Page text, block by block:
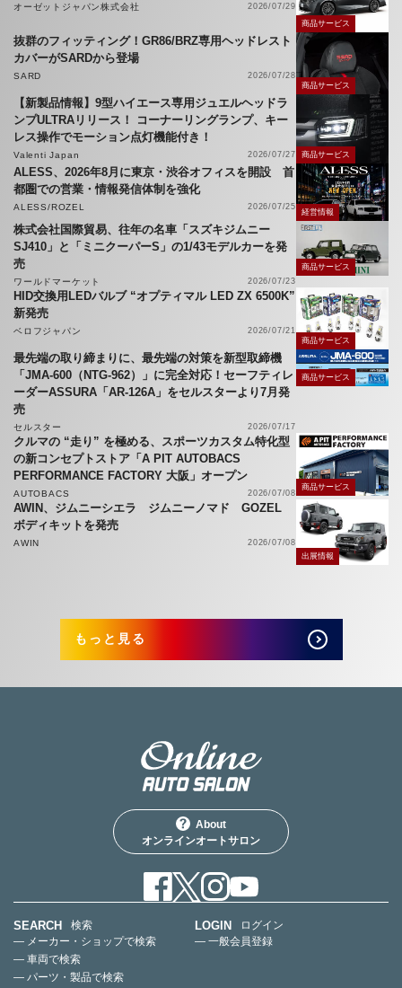
オーゼットジャパン株式会社
2026/07/29
商品サービス
抜群のフィッティング！GR86/BRZ専用ヘッドレスト
カバーがSARDから登場
SARD
2026/07/28
商品サービス
【新製品情報】9型ハイエース専用ジュエルヘッドラ
ンプULTRAリリース！ コーナーリングランプ、キー
レス操作でモーション点灯機能付き！
Valenti Japan 2026/07/27 商品サービス
ALESS、2026年8月に東京・渋谷オフィスを開設 首
都圏での営業・情報発信体制を強化
ALESS/ROZEL 2026/07/25
経営情報
株式会社国際貿易、往年の名車「スズキジムニー
SJ410」と「ミニクーパーS」の1/43モデルカーを発
売
ワールドマーケット 2026/07/23
商品サービス
HID交換用LEDバルブ “オプティマル LED ZX 6500K”
新発売
ベロフジャパン
2026/07/21
商品サービス
最先端の取り締まりに、最先端の対策を新型取締機
「JMA-600（NTG-962）」に完全対応！セーフティレ
ーダーASSURA「AR-126A」をセルスターより7月発
売
セルスター 2026/07/17
商品サービス
クルマの “走り” を極める、スポーツカスタム特化型
の新コンセプトストア「A PIT AUTOBACS
PERFORMANCE FACTORY 大阪」オープン
AUTOBACS 2026/07/08
商品サービス
AWIN、ジムニーシエラ ジムニーノマド GOZEL
ボディキットを発売
AWIN
2026/07/08
出展情報
もっと見る
About
オンラインオートサロン
SEARCH
検索
— メーカー・ショップで検索
— 車両で検索
— パーツ・製品で検索
LOGIN
ログイン
— 一般会員登録